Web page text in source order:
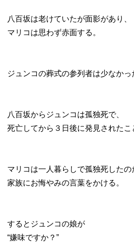
八百坂は老けていたが面影があり、
マリコは思わず赤面する。
ジュンコの葬式の参列者は少なかっ
八百坂からジュンコは孤独死で、
死亡してから３日後に発見されたこ
マリコは一人暮らしで孤独死したの
家族にお悔やみの言葉をかける。
するとジュンコの娘が
“嫌味ですか？”